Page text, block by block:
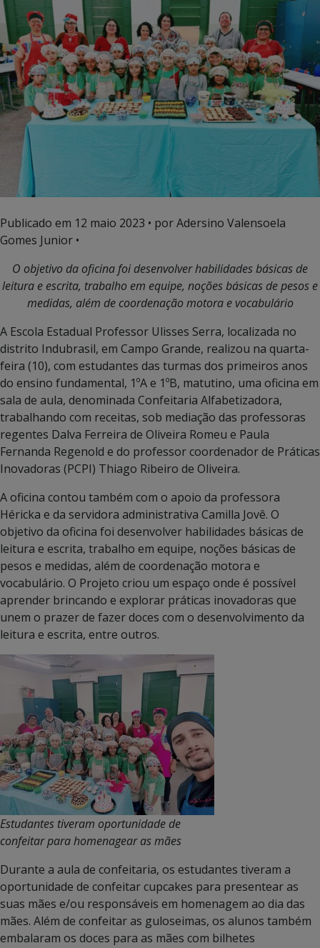
Publicado em 12 maio 2023 • por Adersino Valensoela
Gomes Junior •
O objetivo da oficina foi desenvolver habilidades básicas de
leitura e escrita, trabalho em equipe, noções básicas de pesos e
medidas, além de coordenação motora e vocabulário
A Escola Estadual Professor Ulisses Serra, localizada no
distrito Indubrasil, em Campo Grande, realizou na quarta-
feira (10), com estudantes das turmas dos primeiros anos
do ensino fundamental, 1ºA e 1ºB, matutino, uma oficina em
sala de aula, denominada Confeitaria Alfabetizadora,
trabalhando com receitas, sob mediação das professoras
regentes Dalva Ferreira de Oliveira Romeu e Paula
Fernanda Regenold e do professor coordenador de Práticas
Inovadoras (PCPI) Thiago Ribeiro de Oliveira.
A oficina contou também com o apoio da professora
Héricka e da servidora administrativa Camilla Jovê. O
objetivo da oficina foi desenvolver habilidades básicas de
leitura e escrita, trabalho em equipe, noções básicas de
pesos e medidas, além de coordenação motora e
vocabulário. O Projeto criou um espaço onde é possível
aprender brincando e explorar práticas inovadoras que
unem o prazer de fazer doces com o desenvolvimento da
leitura e escrita, entre outros.
Estudantes tiveram oportunidade de
confeitar para homenagear as mães
Durante a aula de confeitaria, os estudantes tiveram a
oportunidade de confeitar cupcakes para presentear as
suas mães e/ou responsáveis em homenagem ao dia das
mães. Além de confeitar as guloseimas, os alunos também
embalaram os doces para as mães com bilhetes